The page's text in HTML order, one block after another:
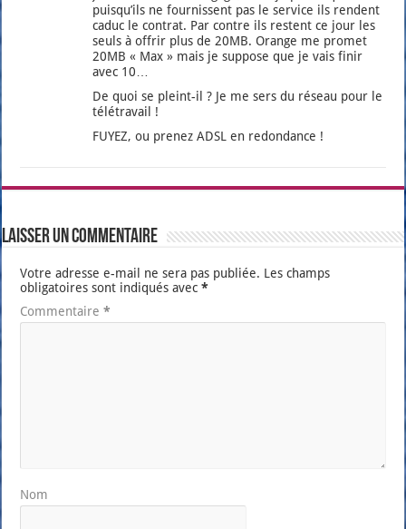
puisqu’ils ne four­nissent pas le ser­vice ils rendent
caduc le contrat. Par contre ils res­tent ce jour les
seuls à offrir plus de 20MB. Orange me pro­met
20MB « Max » mais je sup­pose que je vais finir
avec 10…
De quoi se pleint-il ? Je me sers du réseau pour le
télé­tra­vail !
FUYEZ, ou pre­nez ADSL en redon­dance !
Laisser un commentaire
Votre adresse e-mail ne sera pas publiée. Les champs
obligatoires sont indiqués avec*
Commentaire*
Nom